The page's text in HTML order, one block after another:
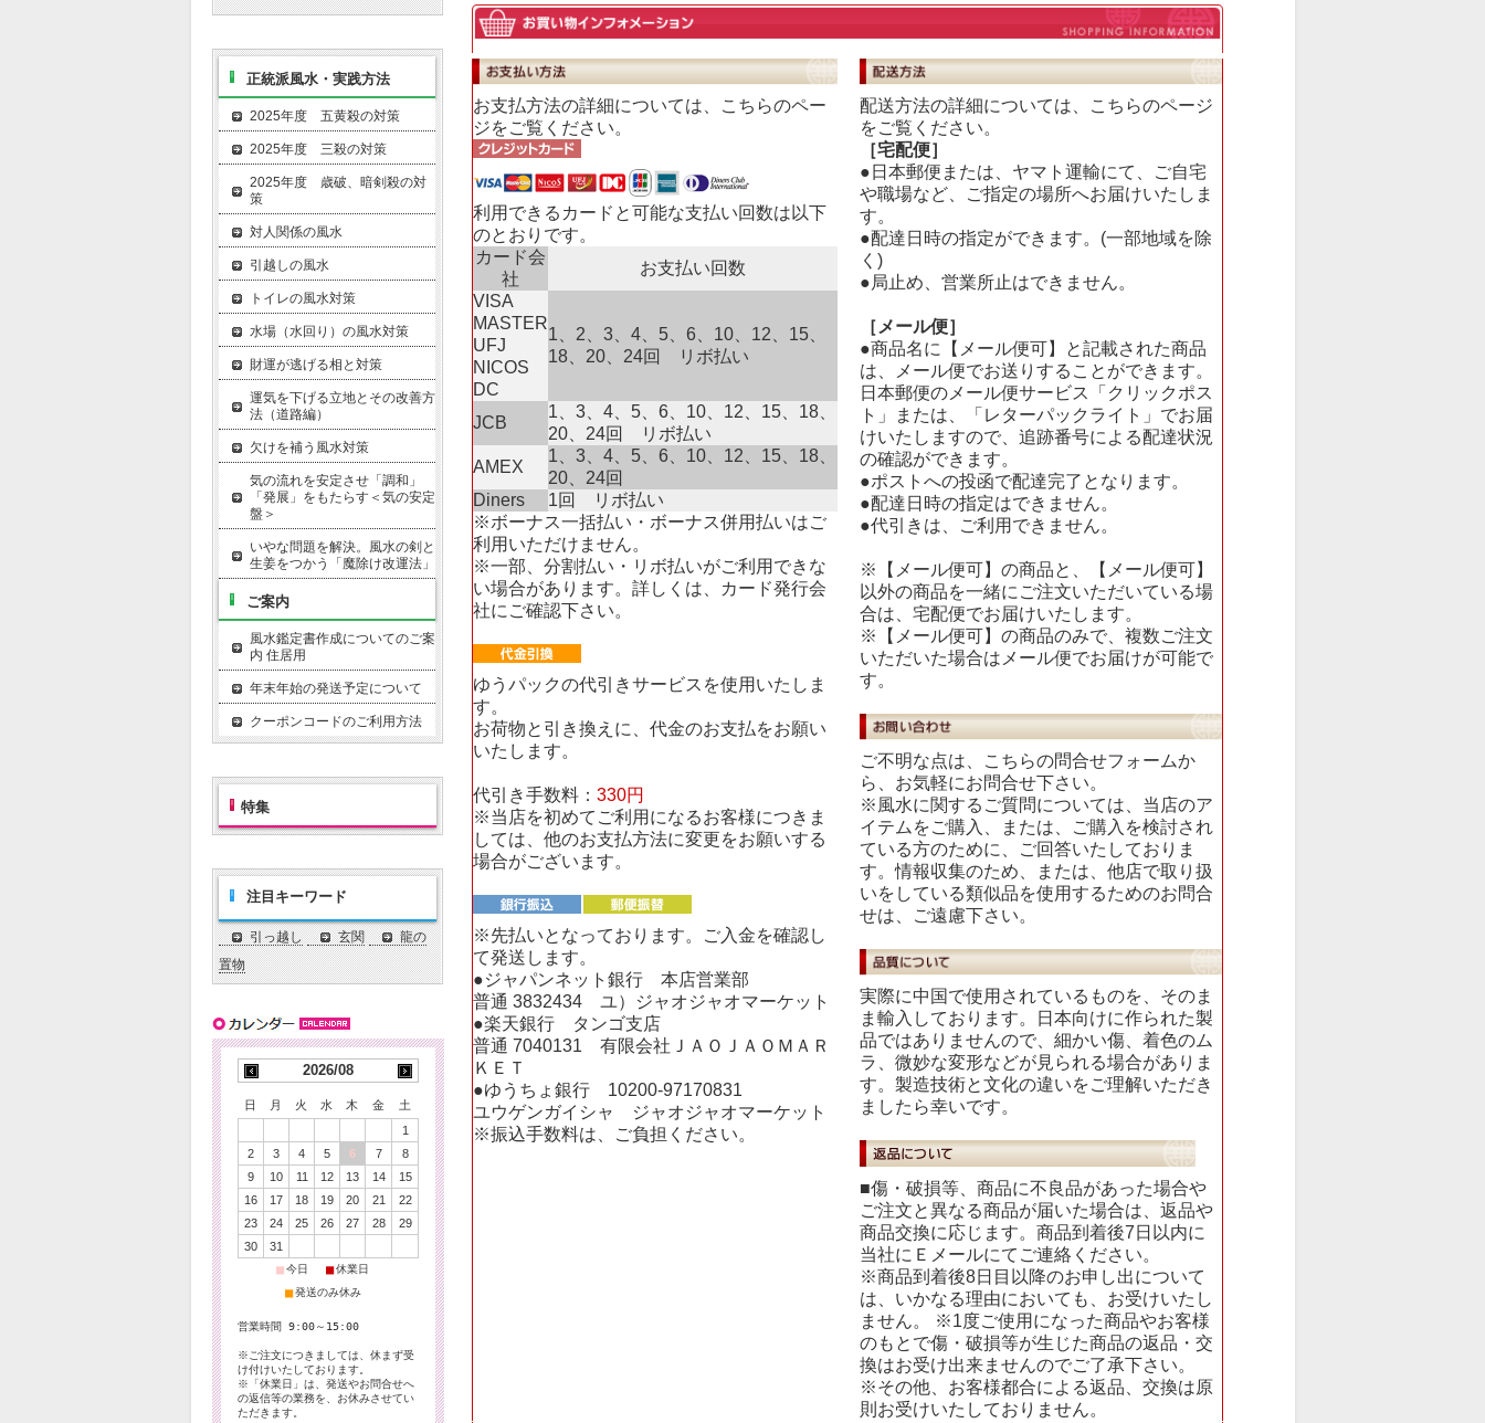
お支払方法の詳細については、 こちらのペー
ジをご覧ください。
利用できるカードと可能な支払い回数は以下
のとおりです。
カード会
社
お支払い回数
VISA
MASTER
UFJ
NICOS
DC
1、2、3、4、5、6、10、12、15、
18、20、24回 リボ払い
JCB
1、3、4、5、6、10、12、15、18、
20、24回 リボ払い
AMEX
1、3、4、5、6、10、12、15、18、
20、24回
Diners
1回 リボ払い
※ボーナス一括払い・ボーナス併用払いはご
利用いただけません。
※一部、分割払い・リボ払いがご利用できな
い場合があります。詳しくは、カード発行会
社にご確認下さい。
ゆうパックの代引きサービスを使用いたしま
す。
お荷物と引き換えに、代金のお支払をお願い
いたします。
代引き手数料： 330円
※当店を初めてご利用になるお客様につきま
しては、他のお支払方法に変更をお願いする
場合がございます。
※先払いとなっております。ご入金を確認し
て発送します。
●ジャパンネット銀行 本店営業部
普通 3832434 ユ）ジャオジャオマーケット
●楽天銀行 タンゴ支店
普通 7040131 有限会社ＪＡＯＪＡＯＭＡＲ
ＫＥＴ
●ゆうちょ銀行 10200-97170831
ユウゲンガイシャ ジャオジャオマーケット
※振込手数料は、ご負担ください。
配送方法の詳細については、 こちらのページ
をご覧ください。
［宅配便］
●日本郵便または、ヤマト運輸にて、ご自宅
や職場など、ご指定の場所へお届けいたしま
す。
●配達日時の指定ができます。(一部地域を除
く)
●局止め、営業所止はできません。
［メール便］
●商品名に【メール便可】と記載された商品
は、メール便でお送りすることができます。
日本郵便のメール便サービス「クリックポス
ト」または、「レターパックライト」でお届
けいたしますので、追跡番号による配達状況
の確認ができます。
●ポストへの投函で配達完了となります。
●配達日時の指定はできません。
●代引きは、ご利用できません。
※【メール便可】の商品と、【メール便可】
以外の商品を一緒にご注文いただいている場
合は、宅配便でお届けいたします。
※【メール便可】の商品のみで、複数ご注文
いただいた場合はメール便でお届けが可能で
す。
ご不明な点は、こちらの問合せフォームか
ら、お気軽にお問合せ下さい。
※風水に関するご質問については、当店のア
イテムをご購入、または、ご購入を検討され
ている方のために、ご回答いたしておりま
す。情報収集のため、または、他店で取り扱
いをしている類似品を使用するためのお問合
せは、ご遠慮下さい。
実際に中国で使用されているものを、そのま
ま輸入しております。日本向けに作られた製
品ではありませんので、細かい傷、着色のム
ラ、微妙な変形などが見られる場合がありま
す。製造技術と文化の違いをご理解いただき
ましたら幸いです。
■傷・破損等、商品に不良品があった場合や
ご注文と異なる商品が届いた場合は、返品や
商品交換に応じます。商品到着後7日以内に
当社にＥメールにてご連絡ください。
※商品到着後8日目以降のお申し出について
は、いかなる理由においても、お受けいたし
ません。 ※1度ご使用になった商品やお客様
のもとで傷・破損等が生じた商品の返品・交
換はお受け出来ませんのでご了承下さい。
※その他、お客様都合による返品、交換は原
則お受けいたしておりません。
正統派風水・実践方法
2025年度 五黄殺の対策
2025年度 三殺の対策
2025年度 歳破、暗剣殺の対
策
対人関係の風水
引越しの風水
トイレの風水対策
水場（水回り）の風水対策
財運が逃げる相と対策
運気を下げる立地とその改善方
法（道路編）
欠けを補う風水対策
気の流れを安定させ「調和」
「発展」をもたらす＜気の安定
盤＞
いやな問題を解決。風水の剣と
生姜をつかう「魔除け改運法」
ご案内
風水鑑定書作成についてのご案
内 住居用
年末年始の発送予定について
クーポンコードのご利用方法
特集
注目キーワード
引っ越し 玄関
龍の
置物
2026/08
日 月 火 水 木 金
土
1
2
3 4 5 6 7
8
9
10 11 12 13 14
15
16
17 18 19 20 21
22
23
24 25 26 27 28
29
30
31
■今日 ■休業日
■ 発送のみ休み
営業時間 9:00～15:00
※ご注文につきましては、休まず受
け付けいたしております。
※「休業日」は、発送やお問合せへ
の返信等の業務を、お休みさせてい
ただきます。